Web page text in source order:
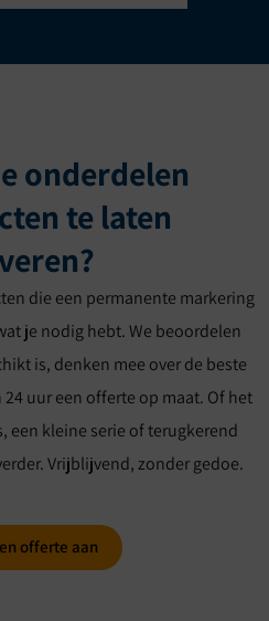
onderdelen
te laten
die een permanente markering
je nodig hebt. We beoordelen
is, denken mee over de beste
uur een offerte op maat. Of het
een kleine serie of terugkerend
Vrijblijvend, zonder gedoe.
offerte aan